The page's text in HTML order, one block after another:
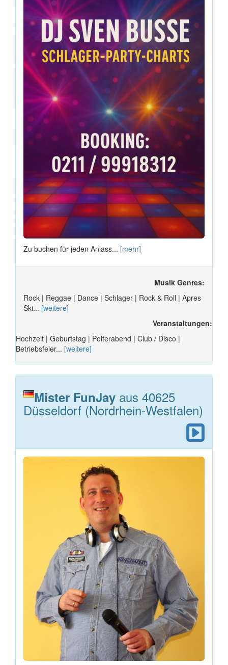
Zu buchen für jeden Anlass... [mehr]
Musik Genres:
Rock | Reggae | Dance | Schlager | Rock & Roll | Apres
Ski... [weitere]
Veranstaltungen:
Hochzeit | Geburtstag | Polterabend | Club / Disco |
Betriebsfeier... [weitere]
Mister FunJay aus 40625
Düsseldorf (Nordrhein-Westfalen)